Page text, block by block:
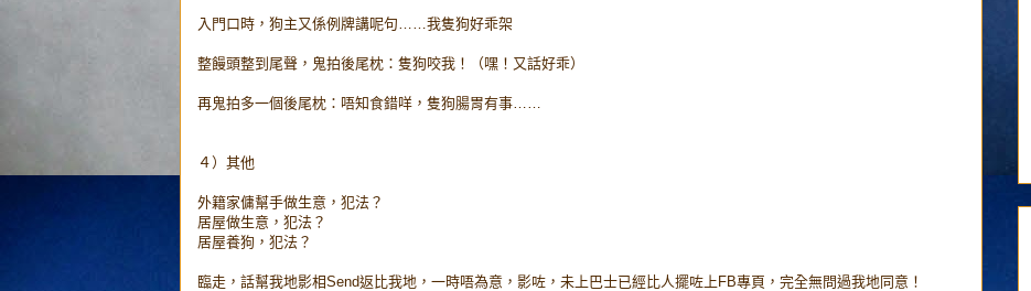
入門口時，狗主又係例牌講呢句……我隻狗好乖架
整饅頭整到尾聲，鬼拍後尾枕：隻狗咬我！（嘿！又話好乖）
再鬼拍多一個後尾枕：唔知食錯咩，隻狗腸胃有事……
４）其他
外籍家傭幫手做生意，犯法？
居屋做生意，犯法？
居屋養狗，犯法？
臨走，話幫我地影相Send返比我地，一時唔為意，影咗，未上巴士已經比人擺咗上FB專頁，完全無問過我地同意！